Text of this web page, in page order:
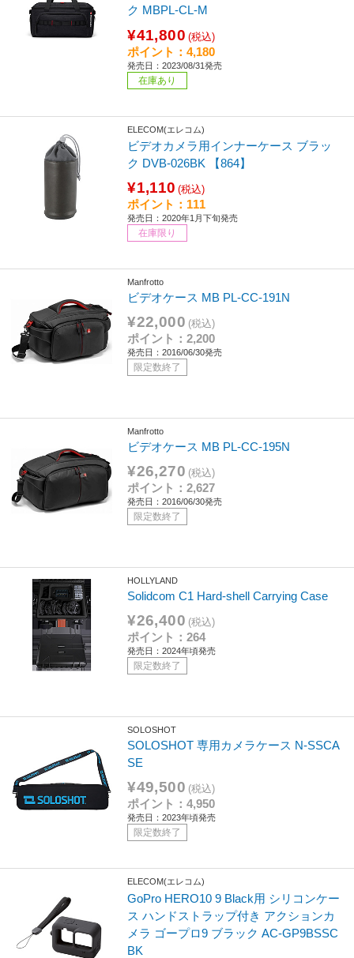
ク MBPL-CL-M
¥41,800 (税込)
ポイント：4,180
発売日：2023/08/31発売
在庫あり
ELECOM(エレコム)
ビデオカメラ用インナーケース ブラッ
ク DVB-026BK 【864】
¥1,110 (税込)
ポイント：111
発売日：2020年1月下旬発売
在庫限り
Manfrotto
ビデオケース MB PL-CC-191N
¥22,000 (税込)
ポイント：2,200
発売日：2016/06/30発売
限定数終了
Manfrotto
ビデオケース MB PL-CC-195N
¥26,270 (税込)
ポイント：2,627
発売日：2016/06/30発売
限定数終了
HOLLYLAND
Solidcom C1 Hard-shell Carrying Case
¥26,400 (税込)
ポイント：264
発売日：2024年頃発売
限定数終了
SOLOSHOT
SOLOSHOT 専用カメラケース N-SSCA
SE
¥49,500 (税込)
ポイント：4,950
発売日：2023年頃発売
限定数終了
ELECOM(エレコム)
GoPro HERO10 9 Black用 シリコンケー
ス ハンドストラップ付き アクションカ
メラ ゴープロ9 ブラック AC-GP9BSSC
BK